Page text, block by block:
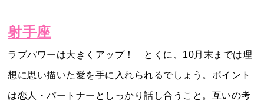
射手座
ラブパワーは大きくアップ！ とくに、10月末までは理
想に思い描いた愛を手に入れられるでしょう。ポイント
は恋人・パートナーとしっかり話し合うこと。互いの考